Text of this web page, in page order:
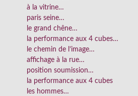
à la vitrine…
paris seine…
le grand chêne…
la performance aux 4 cubes…
le chemin de l’image…
affichage à la rue…
position soumission…
la performance aux 4 cubes
les hommes…